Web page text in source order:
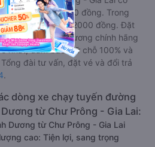
đồng - 550000 đồng. Trong
vé rẻ nhất, chỉ 342000 đồng. Đặt
Uyên - Bình Dương chính hãng
nhất, đảm bảo giữ chỗ 100% và
đài tư vấn, đặt vé và đổi trả
.
dòng xe chạy tuyến đường
từ Chư Prông - Gia Lai:
Dương từ Chư Prông - Gia Lai
cao: Tiện lợi, sang trọng